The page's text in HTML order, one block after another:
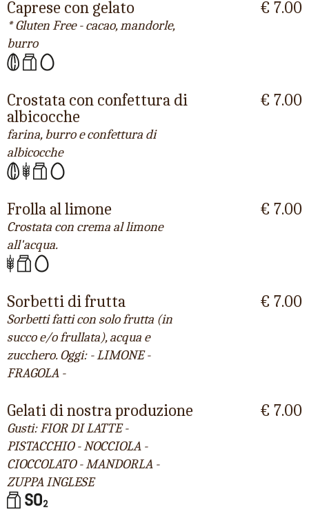
Caprese con gelato
* Gluten Free - cacao, mandorle,
burro
€ 7.00
Crostata con confettura di
albicocche
farina, burro e confettura di
albicocche
€ 7.00
Frolla al limone
Crostata con crema al limone
all'acqua.
€ 7.00
Sorbetti di frutta
Sorbetti fatti con solo frutta (in
succo e/o frullata), acqua e
zucchero. Oggi: - LIMONE -
FRAGOLA -
€ 7.00
Gelati di nostra produzione
Gusti: FIOR DI LATTE -
PISTACCHIO - NOCCIOLA -
CIOCCOLATO - MANDORLA -
ZUPPA INGLESE
€ 7.00